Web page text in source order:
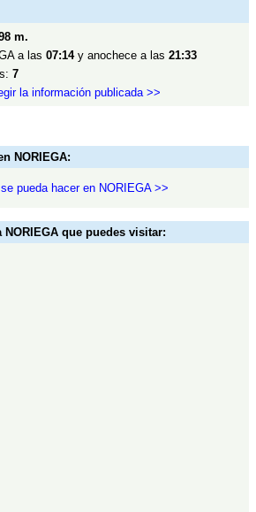
m.
a las 07:14y anochece a las 21:33
7
la información publicada >>
NORIEGA:
pueda hacer en NORIEGA >>
que puedes visitar: